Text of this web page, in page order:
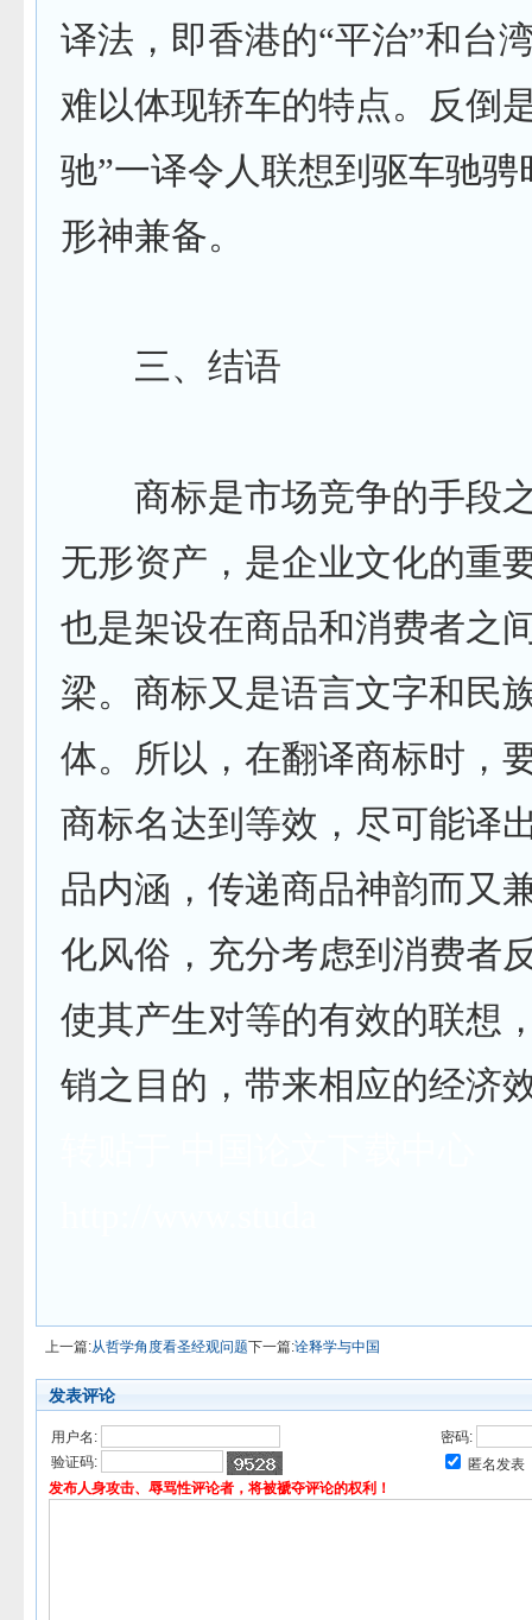
译法，即香港的“平治”和 台
难以体现轿车的特点。反倒
驰”一译令人联想到驱车驰骋
形神兼备。
三、结语
商标是市场竞争的手段
无形资产，是企业文化的重
也是架设在商品和消费者之
梁。商标又是语言文字和民
体。所以，在翻译商标时，
商标名达到等效，尽可能译
品内涵，传递商品神韵而又
化风俗，充分考虑到消费者
使其产生对等的有效的联想
销之目的，带来相应的经济
上一篇:从哲学角度看圣经观问题下一篇:诠释学与中国
发表评论
用户名:
密码:
验证码:
匿名发表
发布人身攻击、辱骂性评论者，将被褫夺评论的权利！